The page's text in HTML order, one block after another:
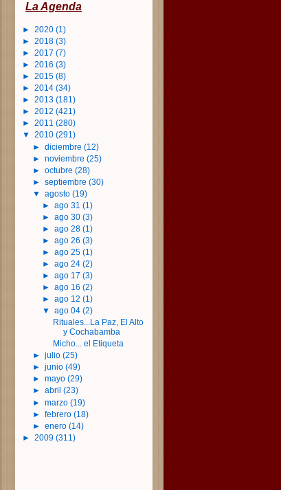
La Agenda
► 2020 (1)
► 2018 (3)
► 2017 (7)
► 2016 (3)
► 2015 (8)
► 2014 (34)
► 2013 (181)
► 2012 (421)
► 2011 (280)
▼ 2010 (291)
► diciembre (12)
► noviembre (25)
► octubre (28)
► septiembre (30)
▼ agosto (19)
►ago 31(1)
►ago 30(3)
►ago 28(1)
►ago 26(3)
►ago 25(1)
►ago 24(2)
►ago 17(3)
►ago 16(2)
►ago 12(1)
▼ago 04(2)
Rituales...La Paz, El Alto
y Cochabamba
Micho... el Etiqueta
► julio (25)
► junio (49)
► mayo (29)
► abril (23)
► marzo (19)
► febrero (18)
► enero (14)
► 2009 (311)